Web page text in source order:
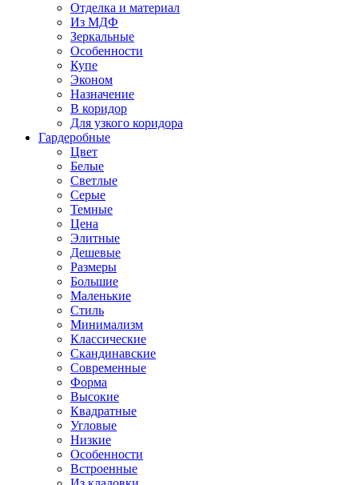
Отделка и материал
Из МДФ
Зеркальные
Особенности
Купе
Эконом
Назначение
В коридор
Для узкого коридора
Гардеробные
Цвет
Белые
Светлые
Серые
Темные
Цена
Элитные
Дешевые
Размеры
Большие
Маленькие
Стиль
Минимализм
Классические
Скандинавские
Современные
Форма
Высокие
Квадратные
Угловые
Низкие
Особенности
Встроенные